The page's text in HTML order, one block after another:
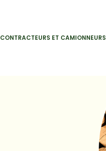
CONTRACTEURS ET CAMIONNEURS